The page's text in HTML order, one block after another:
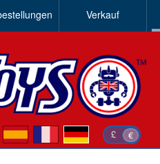
Verkauf
£ €
de